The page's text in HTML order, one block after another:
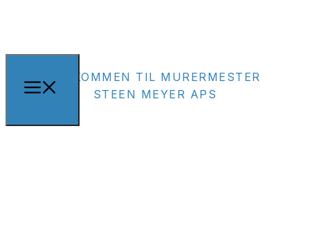
VELKOMMEN TIL MURERMESTER
STEEN MEYER APS
MURER MED ÆRLIG RÅDGIVNING OG